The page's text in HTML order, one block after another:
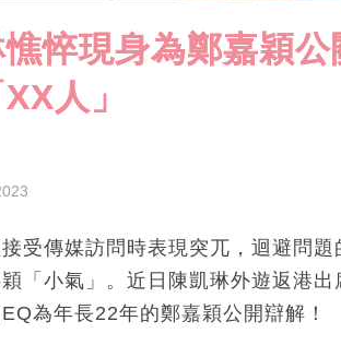
憔悴現身為鄭嘉穎
人」
受傳媒訪問時表現突兀，迴避問
「小氣」。近日陳凱琳外遊返港
為年長22年的鄭嘉穎公開辯解！